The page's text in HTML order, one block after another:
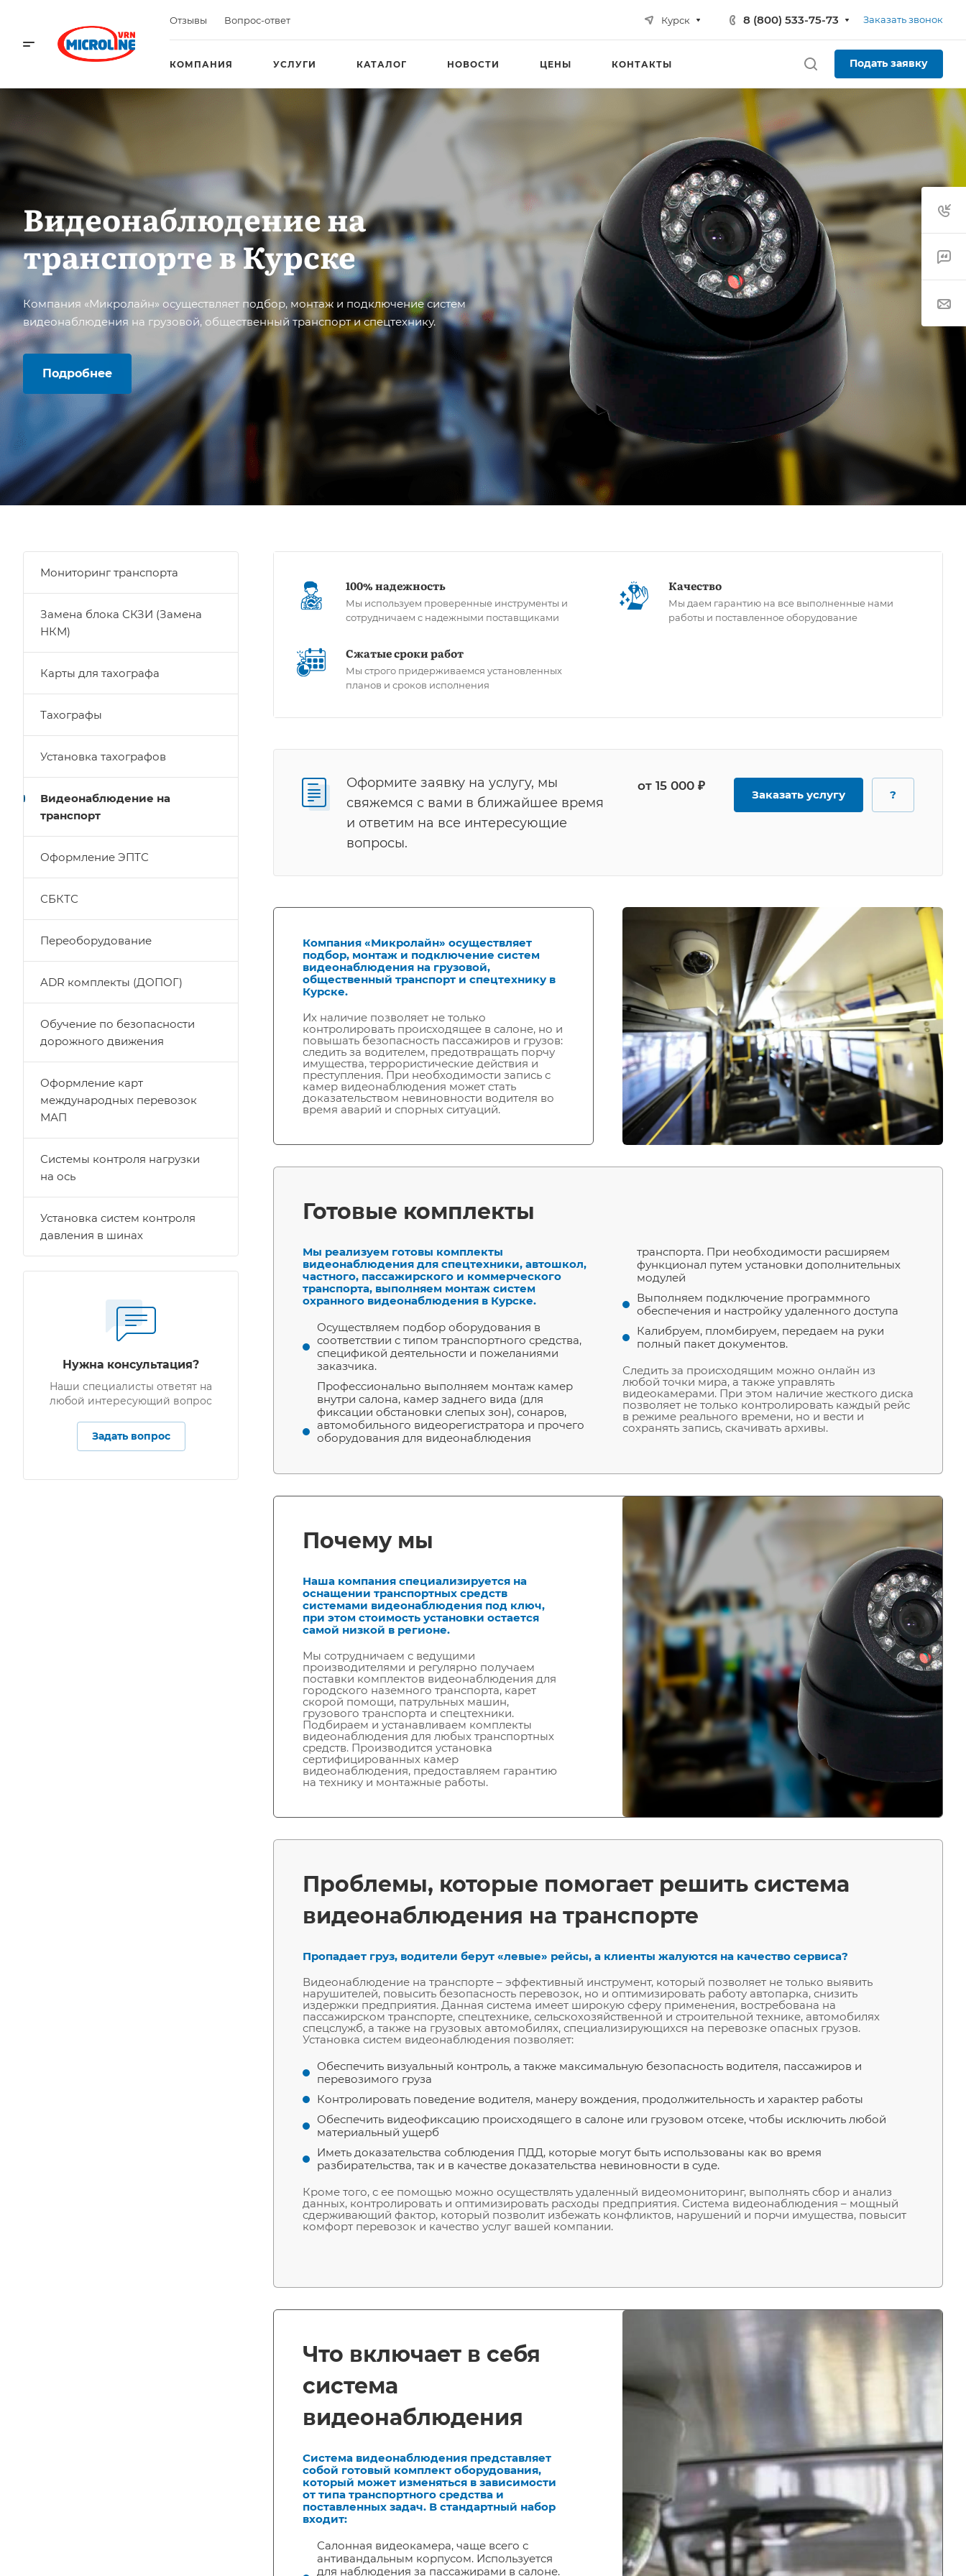
Отзывы Вопрос-ответ Курск 8 (800) 533-75-73 Заказать звонок
КОМПАНИЯ УСЛУГИ КАТАЛОГ НОВОСТИ ЦЕНЫ КОНТАКТЫ Подать заявку
Видеонаблюдение на
транспорте в Курске
Компания «Микролайн» осуществляет подбор, монтаж и подключение систем
видеонаблюдения на грузовой, общественный транспорт и спецтехнику.
Подробнее
100% надежность
Мы используем проверенные инструменты и
сотрудничаем с надежными поставщиками
Качество
Мы даем гарантию на все выполненные нами
работы и поставленное оборудование
Сжатые сроки работ
Мы строго придерживаемся установленных
планов и сроков исполнения
Оформите заявку на услугу, мы
свяжемся с вами в ближайшее время
и ответим на все интересующие
вопросы.
от 15 000 ₽
Заказать услугу ?
Компания «Микролайн» осуществляет
подбор, монтаж и подключение систем
видеонаблюдения на грузовой,
общественный транспорт и спецтехнику в
Курске.
Их наличие позволяет не только
контролировать происходящее в салоне, но и
повышать безопасность пассажиров и грузов:
следить за водителем, предотвращать порчу
имущества, террористические действия и
преступления. При необходимости запись с
камер видеонаблюдения может стать
доказательством невиновности водителя во
время аварий и спорных ситуаций.
Готовые комплекты
Мы реализуем готовы комплекты
видеонаблюдения для спецтехники, автошкол,
частного, пассажирского и коммерческого
транспорта, выполняем монтаж систем
охранного видеонаблюдения в Курске.
Осуществляем подбор оборудования в
соответствии с типом транспортного средства,
спецификой деятельности и пожеланиями
заказчика.
Профессионально выполняем монтаж камер
внутри салона, камер заднего вида (для
фиксации обстановки слепых зон), сонаров,
автомобильного видеорегистратора и прочего
оборудования для видеонаблюдения
транспорта. При необходимости расширяем
функционал путем установки дополнительных
модулей
Выполняем подключение программного
обеспечения и настройку удаленного доступа
Калибруем, пломбируем, передаем на руки
полный пакет документов.
Следить за происходящим можно онлайн из
любой точки мира, а также управлять
видеокамерами. При этом наличие жесткого диска
позволяет не только контролировать каждый рейс
в режиме реального времени, но и вести и
сохранять запись, скачивать архивы.
Почему мы
Наша компания специализируется на
оснащении транспортных средств
системами видеонаблюдения под ключ,
при этом стоимость установки остается
самой низкой в регионе.
Мы сотрудничаем с ведущими
производителями и регулярно получаем
поставки комплектов видеонаблюдения для
городского наземного транспорта, карет
скорой помощи, патрульных машин,
грузового транспорта и спецтехники.
Подбираем и устанавливаем комплекты
видеонаблюдения для любых транспортных
средств. Производится установка
сертифицированных камер
видеонаблюдения, предоставляем гарантию
на технику и монтажные работы.
Проблемы, которые помогает решить система
видеонаблюдения на транспорте
Пропадает груз, водители берут «левые» рейсы, а клиенты жалуются на качество сервиса?
Видеонаблюдение на транспорте – эффективный инструмент, который позволяет не только выявить
нарушителей, повысить безопасность перевозок, но и оптимизировать работу автопарка, снизить
издержки предприятия. Данная система имеет широкую сферу применения, востребована на
пассажирском транспорте, спецтехнике, сельскохозяйственной и строительной технике, автомобилях
спецслужб, а также на грузовых автомобилях, специализирующихся на перевозке опасных грузов.
Установка систем видеонаблюдения позволяет:
Обеспечить визуальный контроль, а также максимальную безопасность водителя, пассажиров и
перевозимого груза
Контролировать поведение водителя, манеру вождения, продолжительность и характер работы
Обеспечить видеофиксацию происходящего в салоне или грузовом отсеке, чтобы исключить любой
материальный ущерб
Иметь доказательства соблюдения ПДД, которые могут быть использованы как во время
разбирательства, так и в качестве доказательства невиновности в суде.
Кроме того, с ее помощью можно осуществлять удаленный видеомониторинг, выполнять сбор и анализ
данных, контролировать и оптимизировать расходы предприятия. Система видеонаблюдения – мощный
сдерживающий фактор, который позволит избежать конфликтов, нарушений и порчи имущества, повысит
комфорт перевозок и качество услуг вашей компании.
Что включает в себя
система
видеонаблюдения
Система видеонаблюдения представляет
собой готовый комплект оборудования,
который может изменяться в зависимости
от типа транспортного средства и
поставленных задач. В стандартный набор
входит:
Салонная видеокамера, чаще всего с
антивандальным корпусом. Используется
для наблюдения за пассажирами в салоне.
Мониторинг транспорта
Замена блока СКЗИ (Замена
НКМ)
Карты для тахографа
Тахографы
Установка тахографов
Видеонаблюдение на
транспорт
Оформление ЭПТС
СБКТС
Переоборудование
ADR комплекты (ДОПОГ)
Обучение по безопасности
дорожного движения
Оформление карт
международных перевозок
МАП
Системы контроля нагрузки
на ось
Установка систем контроля
давления в шинах
Нужна консультация?
Наши специалисты ответят на
любой интересующий вопрос
Задать вопрос